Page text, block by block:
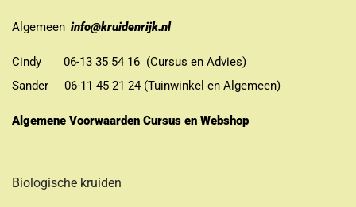
Algemeen info@kruidenrijk.nl
Cindy 06-13 35 54 16 (Cursus en Advies)
Sander 06-11 45 21 24 (Tuinwinkel en Algemeen)
Algemene Voorwaarden Cursus en Webshop
Biologische kruiden